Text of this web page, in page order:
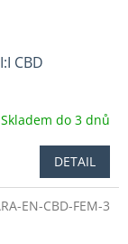
CBD
Skladem do 3 dnů
DETAIL
EN-CBD-FEM-3